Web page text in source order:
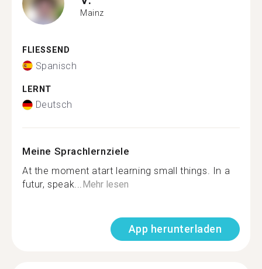
Mainz
FLIESSEND
Spanisch
LERNT
Deutsch
Meine Sprachlernziele
At the moment atart learning small things. In a
futur, speak...Mehr lesen
App herunterladen